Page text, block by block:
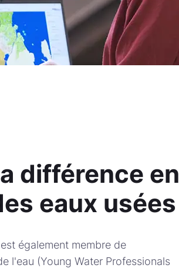
différence en
eaux usées
également membre de
l'eau (Young Water Professionals